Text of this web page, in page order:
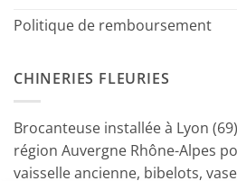
Politique de remboursement
CHINERIES FLEURIES
Brocanteuse installée à Lyon
région Auvergne Rhône-Alpes
vaisselle ancienne, bibelots,